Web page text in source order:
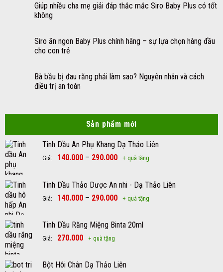
Giúp nhiều cha mẹ giải đáp thắc mắc Siro Baby Plus có tốt
không
Siro ăn ngon Baby Plus chính hãng – sự lựa chọn hàng đầu
cho con trẻ
Bà bầu bị đau răng phải làm sao? Nguyên nhân và cách
điều trị an toàn
Sản phẩm mới
Tinh Dầu An Phụ Khang Dạ Thảo Liên
Giá: 140.000 – 290.000 + quà tặng
Tinh Dầu Thảo Dược An nhi - Dạ Thảo Liên
Giá: 140.000 – 290.000 + quà tặng
Tinh Dầu Răng Miệng Binta 20ml
Giá: 270.000 + quà tặng
Bột Hôi Chân Dạ Thảo Liên